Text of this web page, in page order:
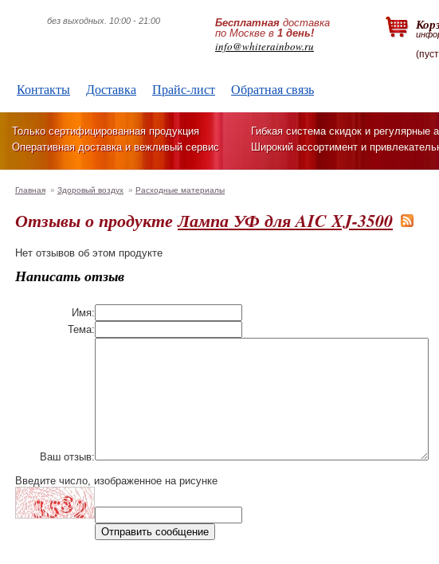
Контакты Доставка Прайс-лист Обратная связь
без выходных. 10:00 - 21:00 Бесплатная доставка
по Москве в 1 день!
info@whiterainbow.ru
Только сертифицированная продукция
Гибкая система скидок и регулярные
Оперативная доставка и вежливый сервис
Широкий ассортимент и
Главная » Здоровый воздух » Расходные материалы
Отзывы о продуктеЛампа УФ для AIC XJ-3500
Нет отзывов об этом продукте
Написать отзыв
Имя:
Тема:
Ваш отзыв:
Введите число, изображенное на рисунке